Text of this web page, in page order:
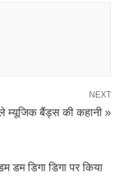
NEXT
म्यूजिक बैंड्स की कहानी »
डम डिगा डिगा पर किया